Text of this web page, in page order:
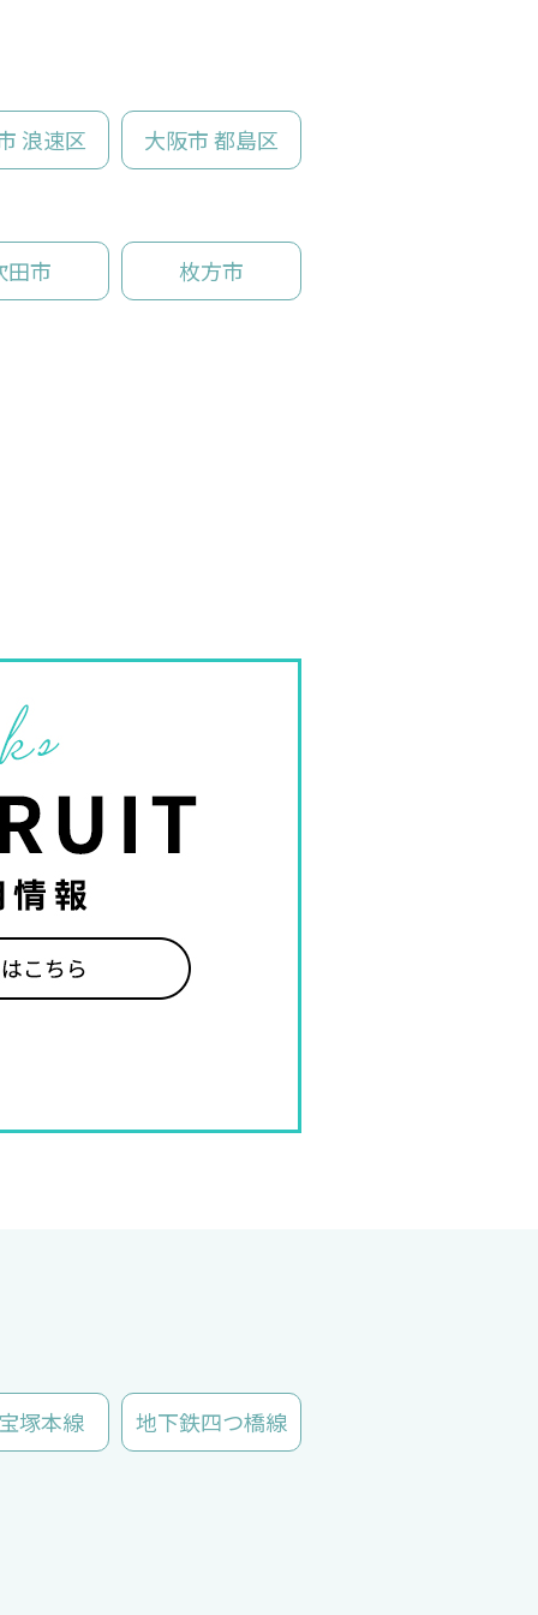
浪速区 大阪市 都島区
田市 枚方市
塚本線 地下鉄四つ橋線